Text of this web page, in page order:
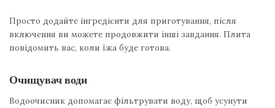
Просто додайте інгредієнти для приготування, після
включення ви можете продовжити інші завдання. Плита
повідомить вас, коли їжа буде готова.
Очищувач води
Водоочисник допомагає фільтрувати воду, щоб усунути